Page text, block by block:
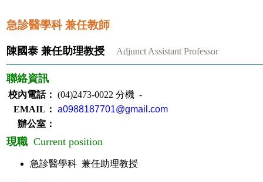
急診醫學科 兼任教師
陳國泰 兼任助理教授 Adjunct Assistant Professor
聯絡資訊
校內電話： (04)2473-0022 分機 -
EMAIL： a0988187701@gmail.com
辦公室：
現職 Current position
急診醫學科 兼任助理教授